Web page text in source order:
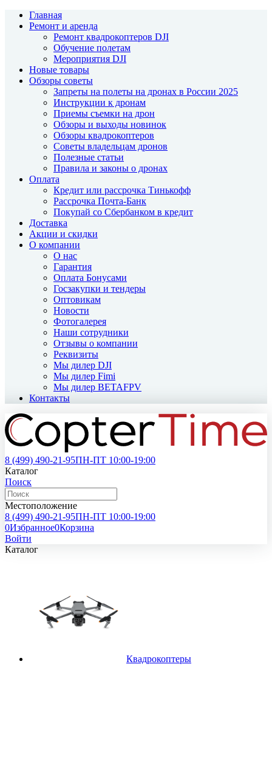
Главная
Ремонт и аренда
Ремонт квадрокоптеров DJI
Обучение полетам
Мероприятия DJI
Новые товары
Обзоры советы
Запреты на полеты на дронах в России 2025
Инструкции к дронам
Приемы съемки на дрон
Обзоры и выходы новинок
Обзоры квадрокоптеров
Советы владельцам дронов
Полезные статьи
Правила и законы о дронах
Оплата
Кредит или рассрочка Тинькофф
Рассрочка Почта-Банк
Покупай со Сбербанком в кредит
Доставка
Акции и скидки
О компании
О нас
Гарантия
Оплата Бонусами
Госзакупки и тендеры
Оптовикам
Новости
Фотогалерея
Наши сотрудники
Отзывы о компании
Реквизиты
Мы дилер DJI
Мы дилер Fimi
Мы дилер BETAFPV
Контакты
8 (499) 490-21-95ПН-ПТ 10:00-19:00
Каталог
Поиск
Местоположение
8 (499) 490-21-95ПН-ПТ 10:00-19:00
0Избранное0Корзина
Войти
Каталог
Квадрокоптеры